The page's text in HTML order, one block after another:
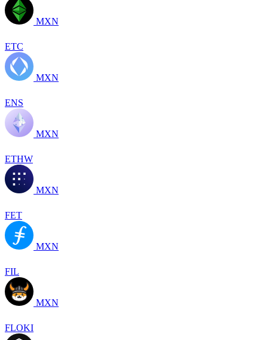
MXN
ETC
MXN
ENS
MXN
ETHW
MXN
FET
MXN
FIL
MXN
FLOKI